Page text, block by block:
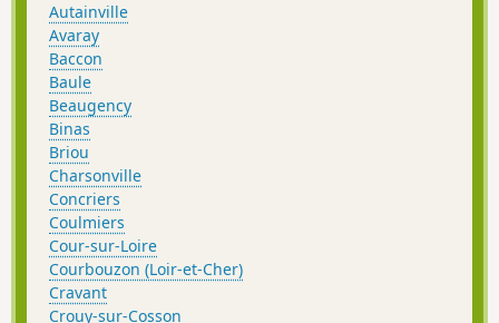
Autainville
Avaray
Baccon
Baule
Beaugency
Binas
Briou
Charsonville
Concriers
Coulmiers
Cour-sur-Loire
Courbouzon (Loir-et-Cher)
Cravant
Crouy-sur-Cosson